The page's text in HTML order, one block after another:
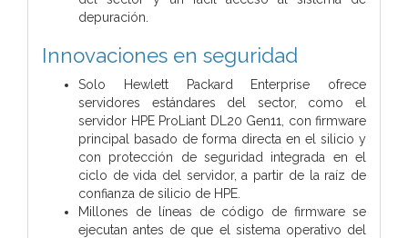
depuración.
Innovaciones en seguridad
Solo Hewlett Packard Enterprise ofrece
servidores estándares del sector, como el
servidor HPE ProLiant DL20 Gen11, con firmware
principal basado de forma directa en el silicio y
con protección de seguridad integrada en el
ciclo de vida del servidor, a partir de la raíz de
confianza de silicio de HPE.
Millones de líneas de código de firmware se
ejecutan antes de que el sistema operativo del